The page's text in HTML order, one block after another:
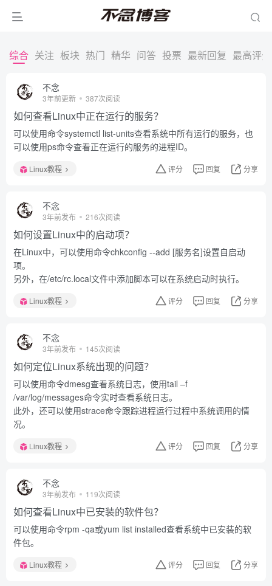
综合 关注 板块 热门 精华 问答 投票 最新回复 最高评分
不念
3年前更新 387次阅读
如何查看Linux中正在运行的服务？
可以使用命令systemctl list-units查看系统中所有运行的服务，也
可以使用ps命令查看正在运行的服务的进程ID。
Linux教程 评分 回复 分享
不念
3年前发布 216次阅读
如何设置Linux中的启动项？
在Linux中，可以使用命令chkconfig --add [服务名]设置自启动
项。
另外，在/etc/rc.local文件中添加脚本可以在系统启动时执行。
Linux教程 评分 回复 分享
不念
3年前发布 145次阅读
如何定位Linux系统出现的问题？
可以使用命令dmesg查看系统日志，使用tail –f
/var/log/messages命令实时查看系统日志。
此外，还可以使用strace命令跟踪进程运行过程中系统调用的情
况。
Linux教程 评分 回复 分享
不念
3年前发布 119次阅读
如何查看Linux中已安装的软件包？
可以使用命令rpm -qa或yum list installed查看系统中已安装的软
件包。
Linux教程 评分 回复 分享